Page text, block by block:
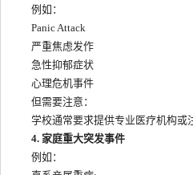
例如：
Panic Attack
严重焦虑发作
急性抑郁症状
心理危机事件
但需要注意：
学校通常要求提供专业医疗机构或
4. 家庭重大突发事件
例如：